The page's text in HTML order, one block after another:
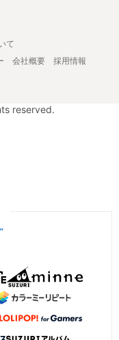
て
会社概要
採用情報
reserved.